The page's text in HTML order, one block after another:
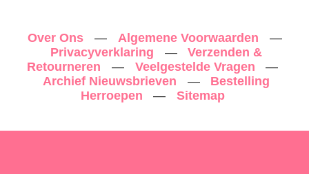
Over Ons — Algemene Voorwaarden
—
Privacyverklaring
—
Verzenden &
Retourneren
— Veelgestelde Vragen
—
Archief Nieuwsbrieven
—
Bestelling
Herroepen
— Sitemap